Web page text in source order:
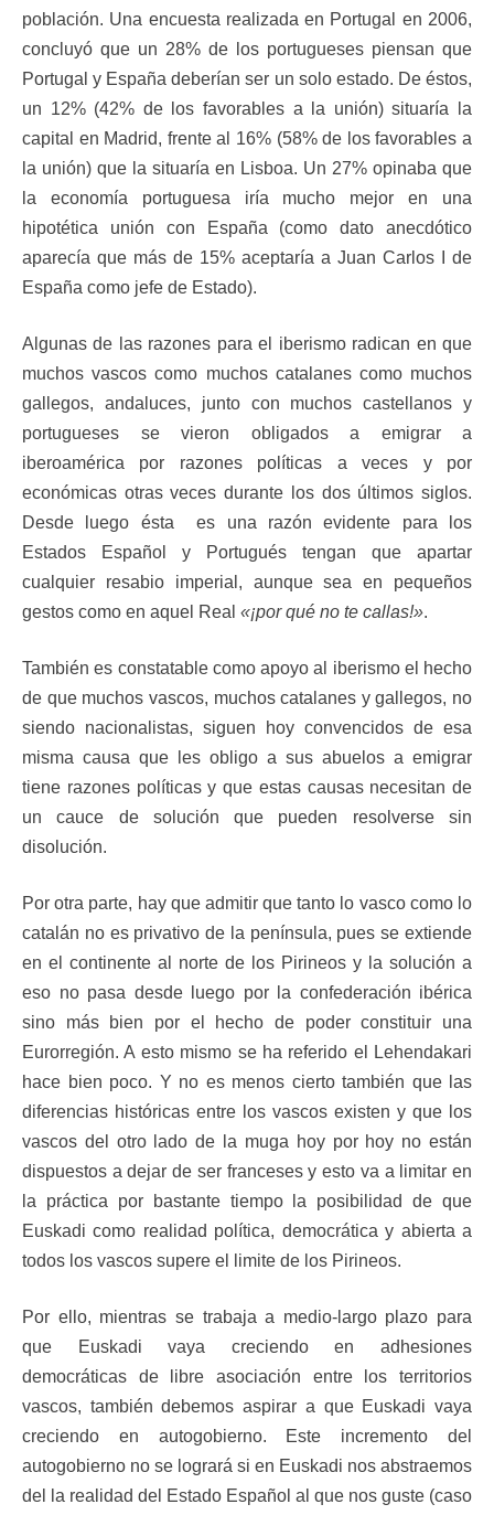
población. Una encuesta realizada en Portugal en 2006,
concluyó que un 28% de los portugueses piensan que
Portugal y España deberían ser un solo estado. De éstos,
un 12% (42% de los favorables a la unión) situaría la
capital en Madrid, frente al 16% (58% de los favorables a
la unión) que la situaría en Lisboa. Un 27% opinaba que
la economía portuguesa iría mucho mejor en una
hipotética unión con España (como dato anecdótico
aparecía que más de 15% aceptaría a Juan Carlos I de
España como jefe de Estado).
Algunas de las razones para el iberismo radican en que
muchos vascos como muchos catalanes como muchos
gallegos, andaluces, junto con muchos castellanos y
portugueses se vieron obligados a emigrar a
iberoamérica por razones políticas a veces y por
económicas otras veces durante los dos últimos siglos.
Desde luego ésta es una razón evidente para los
Estados Español y Portugués tengan que apartar
cualquier resabio imperial, aunque sea en pequeños
gestos como en aquel Real «¡por qué no te callas!».
También es constatable como apoyo al iberismo el hecho
de que muchos vascos, muchos catalanes y gallegos, no
siendo nacionalistas, siguen hoy convencidos de esa
misma causa que les obligo a sus abuelos a emigrar
tiene razones políticas y que estas causas necesitan de
un cauce de solución que pueden resolverse sin
disolución.
Por otra parte, hay que admitir que tanto lo vasco como lo
catalán no es privativo de la península, pues se extiende
en el continente al norte de los Pirineos y la solución a
eso no pasa desde luego por la confederación ibérica
sino más bien por el hecho de poder constituir una
Eurorregión. A esto mismo se ha referido el Lehendakari
hace bien poco. Y no es menos cierto también que las
diferencias históricas entre los vascos existen y que los
vascos del otro lado de la muga hoy por hoy no están
dispuestos a dejar de ser franceses y esto va a limitar en
la práctica por bastante tiempo la posibilidad de que
Euskadi como realidad política, democrática y abierta a
todos los vascos supere el limite de los Pirineos.
Por ello, mientras se trabaja a medio-largo plazo para
que Euskadi vaya creciendo en adhesiones
democráticas de libre asociación entre los territorios
vascos, también debemos aspirar a que Euskadi vaya
creciendo en autogobierno. Este incremento del
autogobierno no se logrará si en Euskadi nos abstraemos
del la realidad del Estado Español al que nos guste (caso